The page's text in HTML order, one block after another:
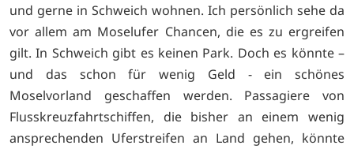
und gerne in Schweich wohnen. Ich persönlich sehe da
vor allem am Moselufer Chancen, die es zu ergreifen
gilt. In Schweich gibt es keinen Park. Doch es könnte –
und das schon für wenig Geld - ein schönes
Moselvorland geschaffen werden. Passagiere von
Flusskreuzfahrtschiffen, die bisher an einem wenig
ansprechenden Uferstreifen an Land gehen, könnte